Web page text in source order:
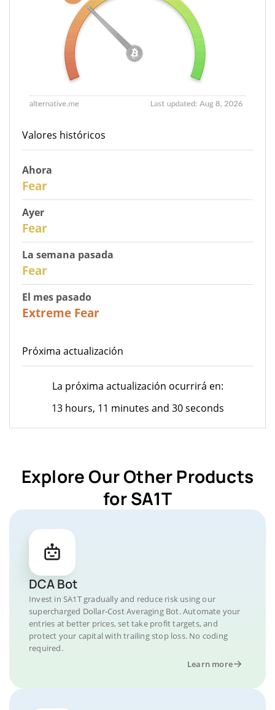
Valores históricos
Ahora
Fear
Ayer
Fear
La semana pasada
Fear
El mes pasado
Extreme Fear
Próxima actualización
La próxima actualización ocurrirá en:
13 hours, 11 minutes and 30 seconds
Explore Our Other Products
for SA1T
DCA Bot
Invest in SA1T gradually and reduce risk using our
supercharged Dollar-Cost Averaging Bot. Automate your
entries at better prices, set take profit targets, and
protect your capital with trailing stop loss. No coding
required.
Learn more